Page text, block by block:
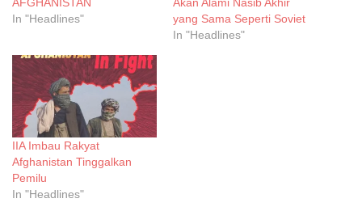
In "Headlines"
yang Sama Seperti Soviet
In "Headlines"
IIA Imbau Rakyat
Afghanistan Tinggalkan
Pemilu
In "Headlines"